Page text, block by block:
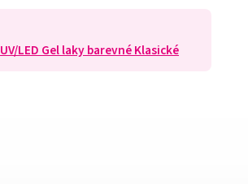
UV/LED Gel laky barevné Klasické